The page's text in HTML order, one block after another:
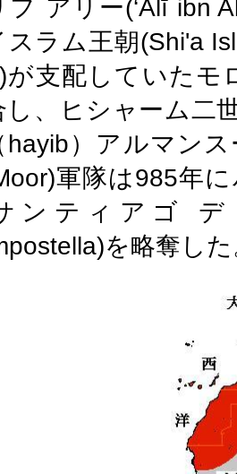
フ アリー(‘Alī ibn
スラム王朝(Shi'a
が支配していたモ
し、ヒシャーム二
hayib）アルマン
軍隊は985年
ンティアゴ
デ
を略奪し